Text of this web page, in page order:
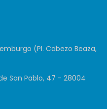
(PI. Cabezo Beaza,
San Pablo, 47 - 28004